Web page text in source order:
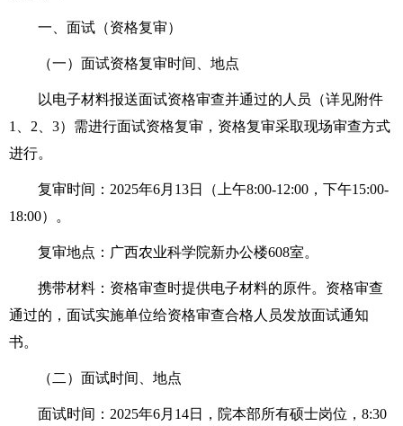
一、面试（资格复审）
（一）面试资格复审时间、地点
以电子材料报送面试资格审查并通过的人员（详见附件
1、2、3）需进行面试资格复审，资格复审采取现场审查方式
进行。
复审时间：2025年6月13日（上午8:00-12:00，下午15:00-
18:00）。
复审地点：广西农业科学院新办公楼608室。
携带材料：资格审查时提供电子材料的原件。资格审查
通过的，面试实施单位给资格审查合格人员发放面试通知
书。
（二）面试时间、地点
面试时间：2025年6月14日，院本部所有硕士岗位，8:30